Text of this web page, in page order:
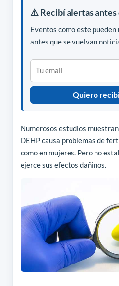
⚠️ Recibí alertas antes
Eventos como este
antes que se vuelvan
Quiero
Numerosos estudios
DEHP causa problemas de
como en mujeres. Pero no
ejerce sus efectos dañinos.